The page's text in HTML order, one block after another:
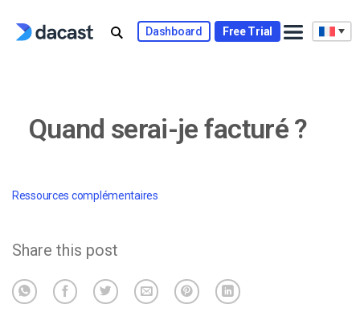
Dashboard Free Trial
Quand serai-je facturé ?
Ressources complémentaires
Share this post